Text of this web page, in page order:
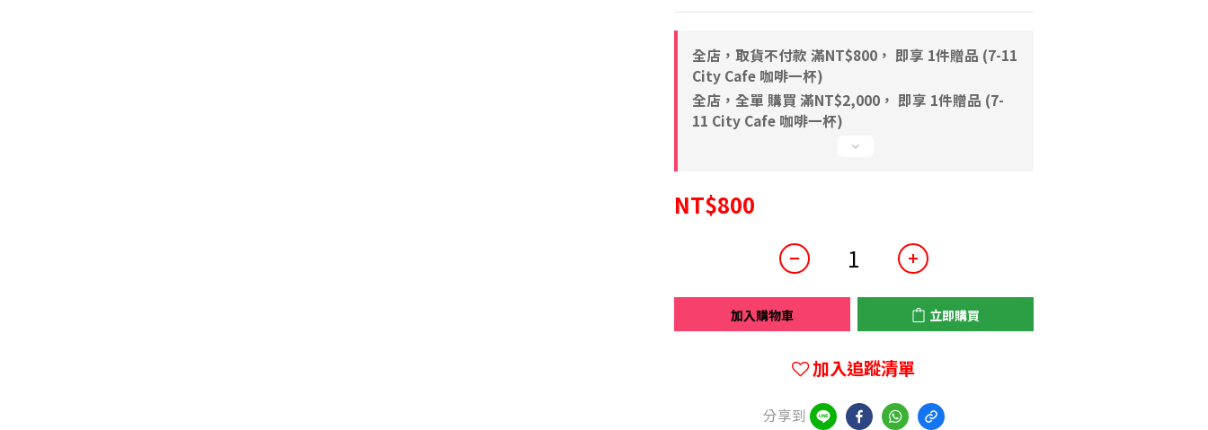
全店，取貨不付款 滿NT$800， 即享 1件贈品 (7-11
City Cafe 咖啡一杯)
全店，全單 購買 滿NT$2,000， 即享 1件贈品 (7-
11 City Cafe 咖啡一杯)
NT$800
加入購物車 立即購買
加入追蹤清單
分享到